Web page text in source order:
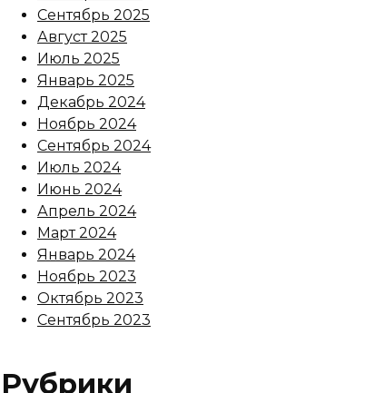
Сентябрь 2025
Август 2025
Июль 2025
Январь 2025
Декабрь 2024
Ноябрь 2024
Сентябрь 2024
Июль 2024
Июнь 2024
Апрель 2024
Март 2024
Январь 2024
Ноябрь 2023
Октябрь 2023
Сентябрь 2023
Рубрики